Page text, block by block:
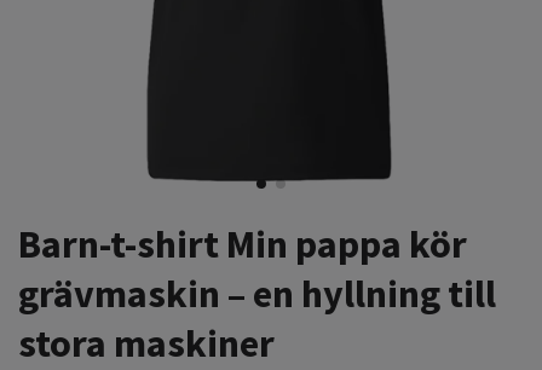
Barn-t-shirt Min pappa kör
grävmaskin – en hyllning till
stora maskiner